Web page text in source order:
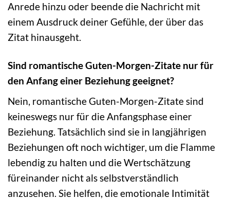
Anrede hinzu oder beende die Nachricht mit
einem Ausdruck deiner Gefühle, der über das
Zitat hinausgeht.
Sind romantische Guten-Morgen-Zitate nur für
den Anfang einer Beziehung geeignet?
Nein, romantische Guten-Morgen-Zitate sind
keineswegs nur für die Anfangsphase einer
Beziehung. Tatsächlich sind sie in langjährigen
Beziehungen oft noch wichtiger, um die Flamme
lebendig zu halten und die Wertschätzung
füreinander nicht als selbstverständlich
anzusehen. Sie helfen, die emotionale Intimität